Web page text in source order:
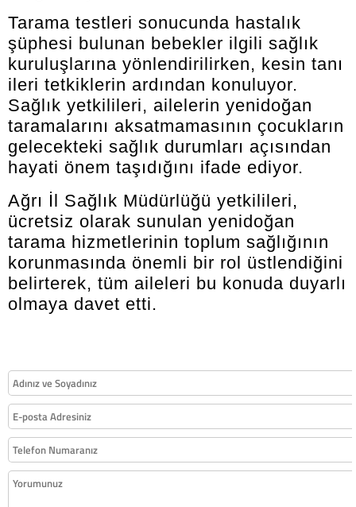
Tarama testleri sonucunda hastalık
şüphesi bulunan bebekler ilgili sağlık
kuruluşlarına yönlendirilirken, kesin tanı
ileri tetkiklerin ardından konuluyor.
Sağlık yetkilileri, ailelerin yenidoğan
taramalarını aksatmamasının çocukların
gelecekteki sağlık durumları açısından
hayati önem taşıdığını ifade ediyor.
Ağrı İl Sağlık Müdürlüğü yetkilileri,
ücretsiz olarak sunulan yenidoğan
tarama hizmetlerinin toplum sağlığının
korunmasında önemli bir rol üstlendiğini
belirterek, tüm aileleri bu konuda duyarlı
olmaya davet etti.